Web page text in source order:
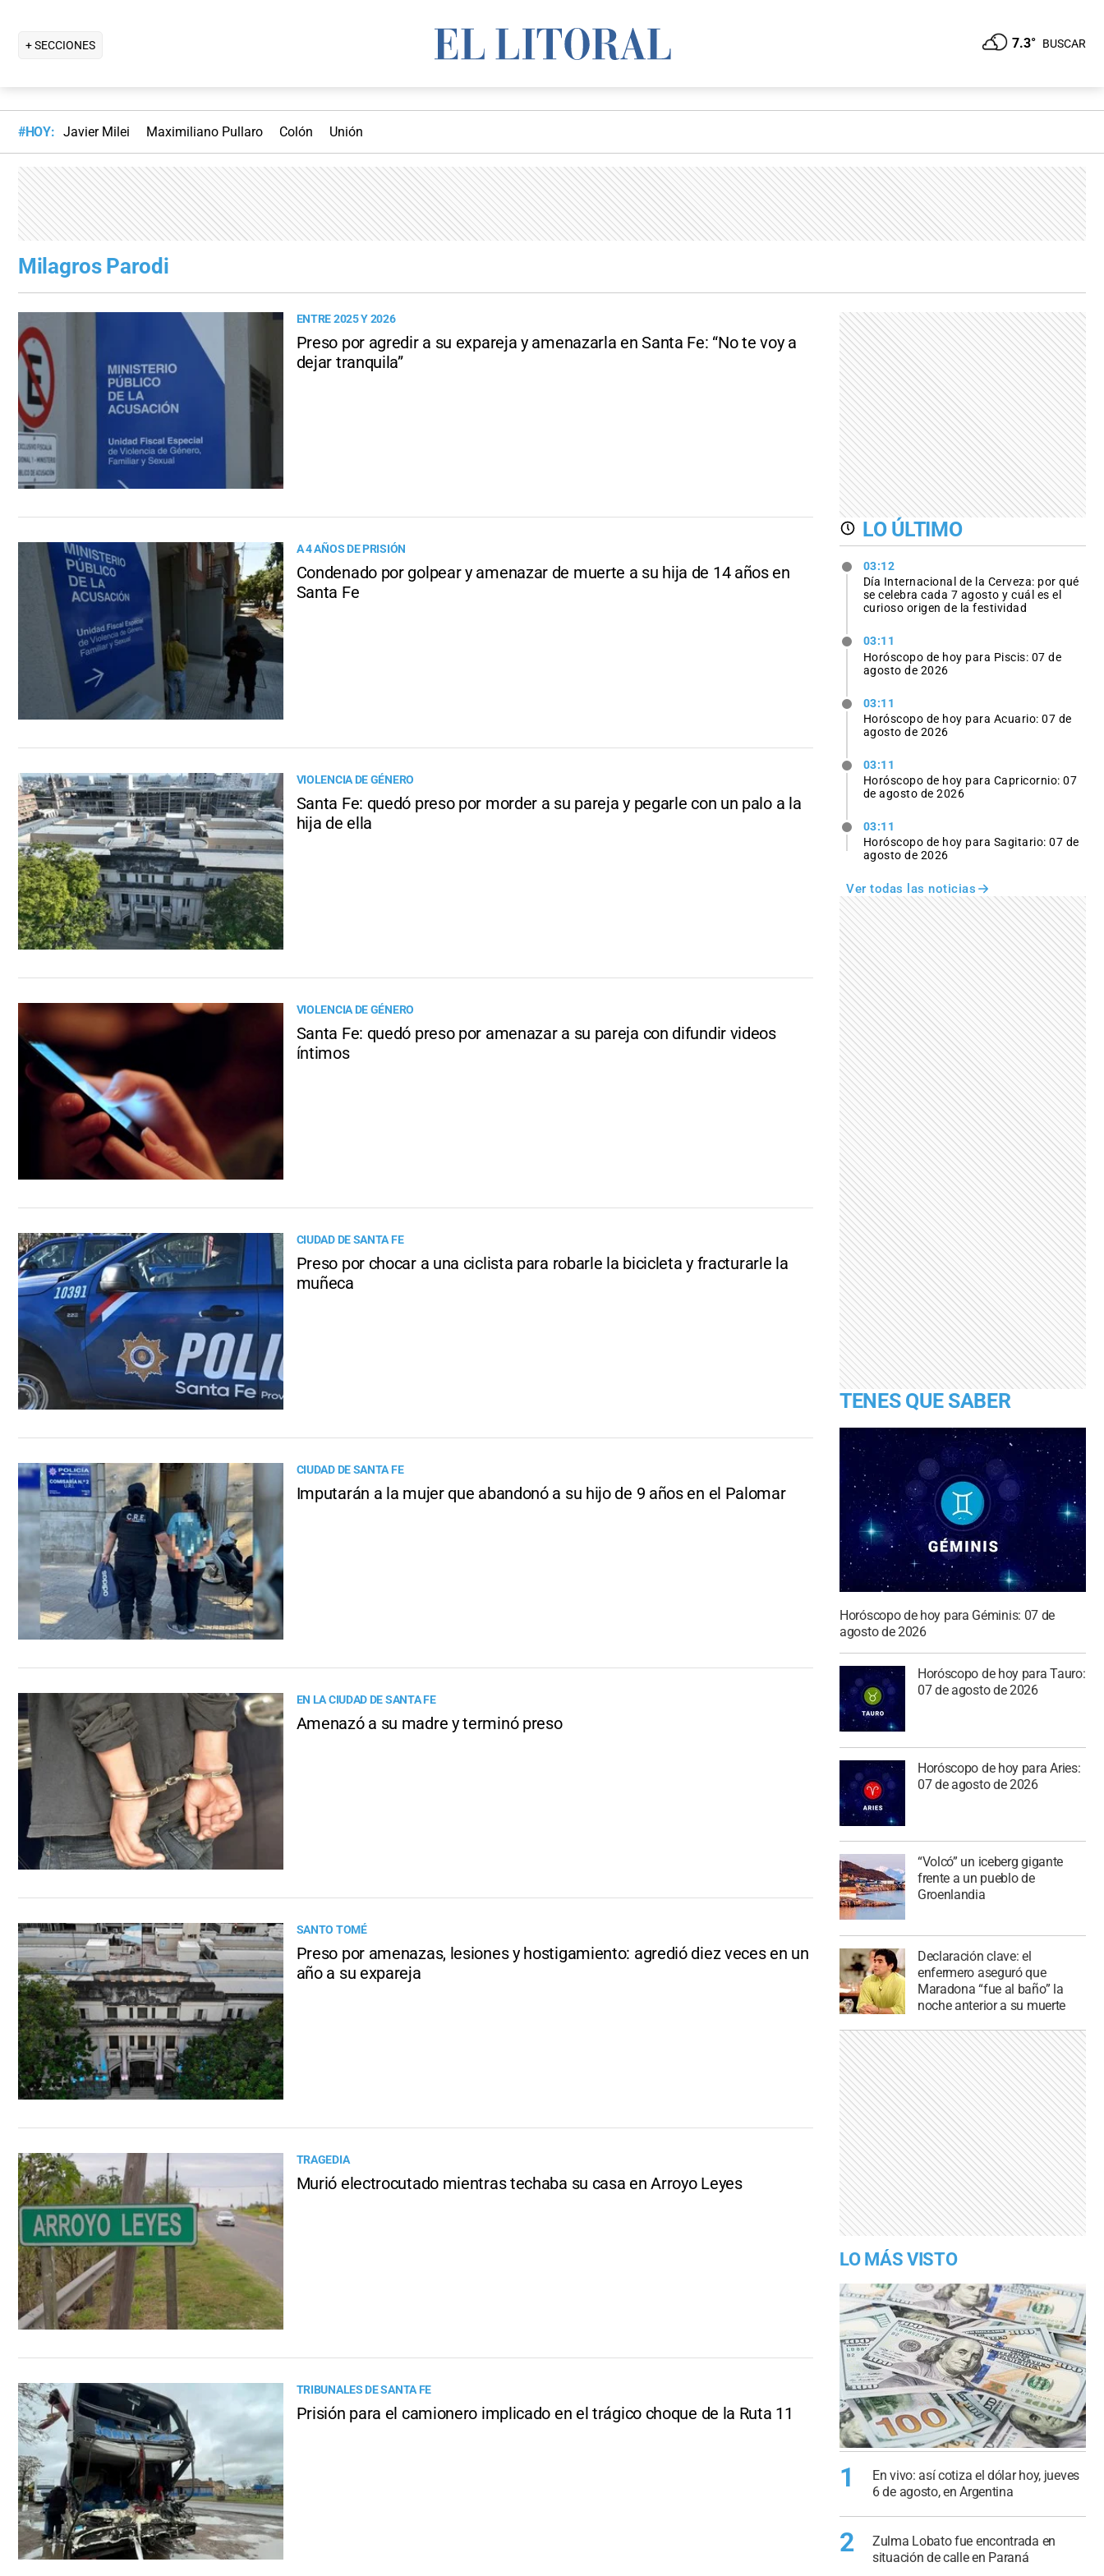
+ SECCIONES 7.3° BUSCAR
#HOY: Javier Milei Maximiliano Pullaro Colón Unión
Milagros Parodi
ENTRE 2025 Y 2026
Preso por agredir a su expareja y amenazarla en Santa Fe: “No te voy a
dejar tranquila”
A 4 AÑOS DE PRISIÓN
Condenado por golpear y amenazar de muerte a su hija de 14 años en
Santa Fe
VIOLENCIA DE GÉNERO
Santa Fe: quedó preso por morder a su pareja y pegarle con un palo a la
hija de ella
VIOLENCIA DE GÉNERO
Santa Fe: quedó preso por amenazar a su pareja con difundir videos
íntimos
CIUDAD DE SANTA FE
Preso por chocar a una ciclista para robarle la bicicleta y fracturarle la
muñeca
CIUDAD DE SANTA FE
Imputarán a la mujer que abandonó a su hijo de 9 años en el Palomar
EN LA CIUDAD DE SANTA FE
Amenazó a su madre y terminó preso
SANTO TOMÉ
Preso por amenazas, lesiones y hostigamiento: agredió diez veces en un
año a su expareja
TRAGEDIA
Murió electrocutado mientras techaba su casa en Arroyo Leyes
TRIBUNALES DE SANTA FE
Prisión para el camionero implicado en el trágico choque de la Ruta 11
LO ÚLTIMO
03:12
Día Internacional de la Cerveza: por qué
se celebra cada 7 agosto y cuál es el
curioso origen de la festividad
03:11
Horóscopo de hoy para Piscis: 07 de
agosto de 2026
03:11
Horóscopo de hoy para Acuario: 07 de
agosto de 2026
03:11
Horóscopo de hoy para Capricornio: 07
de agosto de 2026
03:11
Horóscopo de hoy para Sagitario: 07 de
agosto de 2026
Ver todas las noticias
TENES QUE SABER
Horóscopo de hoy para Géminis: 07 de
agosto de 2026
Horóscopo de hoy para Tauro:
07 de agosto de 2026
Horóscopo de hoy para Aries:
07 de agosto de 2026
“Volcó” un iceberg gigante
frente a un pueblo de
Groenlandia
Declaración clave: el
enfermero aseguró que
Maradona “fue al baño” la
noche anterior a su muerte
LO MÁS VISTO
1
En vivo: así cotiza el dólar hoy, jueves
6 de agosto, en Argentina
2
Zulma Lobato fue encontrada en
situación de calle en Paraná